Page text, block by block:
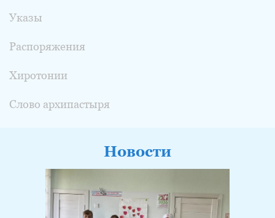
Указы
Распоряжения
Хиротонии
Слово архипастыря
Новости